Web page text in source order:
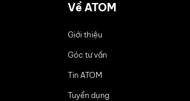
Về ATOM
Giới thiệu
Góc tư vấn
Tin ATOM
Tuyển dụng